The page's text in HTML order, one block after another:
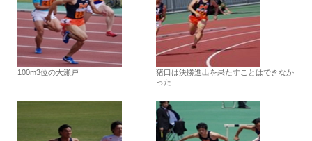
100m3位の大瀬戸
猪口は決勝進出を果たすことはできなか
った